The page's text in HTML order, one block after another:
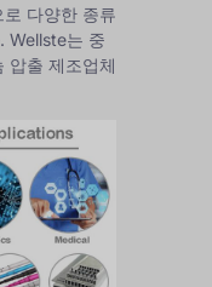
다양한 종류
Wellste는 중
압출 제조업체